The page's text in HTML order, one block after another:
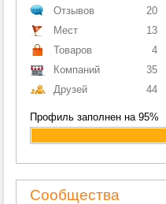
Отзывов
20
Мест
13
Товаров
4
Компаний
35
Друзей
44
Профиль заполнен на 95%
Сообщества